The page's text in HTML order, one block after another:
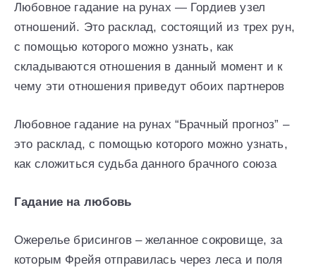
Любовное гадание на рунах — Гордиев узел
отношений. Это расклад, состоящий из трех рун,
с помощью которого можно узнать, как
складываются отношения в данный момент и к
чему эти отношения приведут обоих партнеров
Любовное гадание на рунах “Брачный прогноз” –
это расклад, с помощью которого можно узнать,
как сложиться судьба данного брачного союза
Гадание на любовь
Ожерелье брисингов – желанное сокровище, за
которым Фрейя отправилась через леса и поля